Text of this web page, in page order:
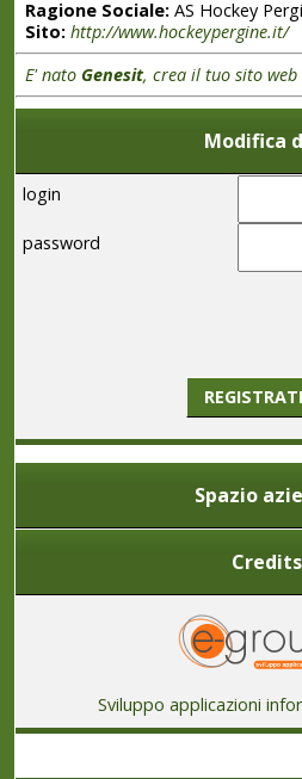
Ragione Sociale:AS Hockey
Sito: http://www.hockeypergine.it/
E' nato Genesit, crea il tuo sito
Modifica
login
password
Spazio
Credits
Sviluppo applicazioni